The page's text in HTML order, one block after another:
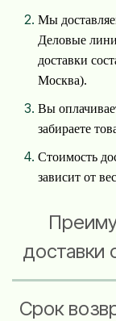
Мы
Деловые
доставки
Москва).
Вы
забираете
Стоимость
зависит от
доставки
Срок